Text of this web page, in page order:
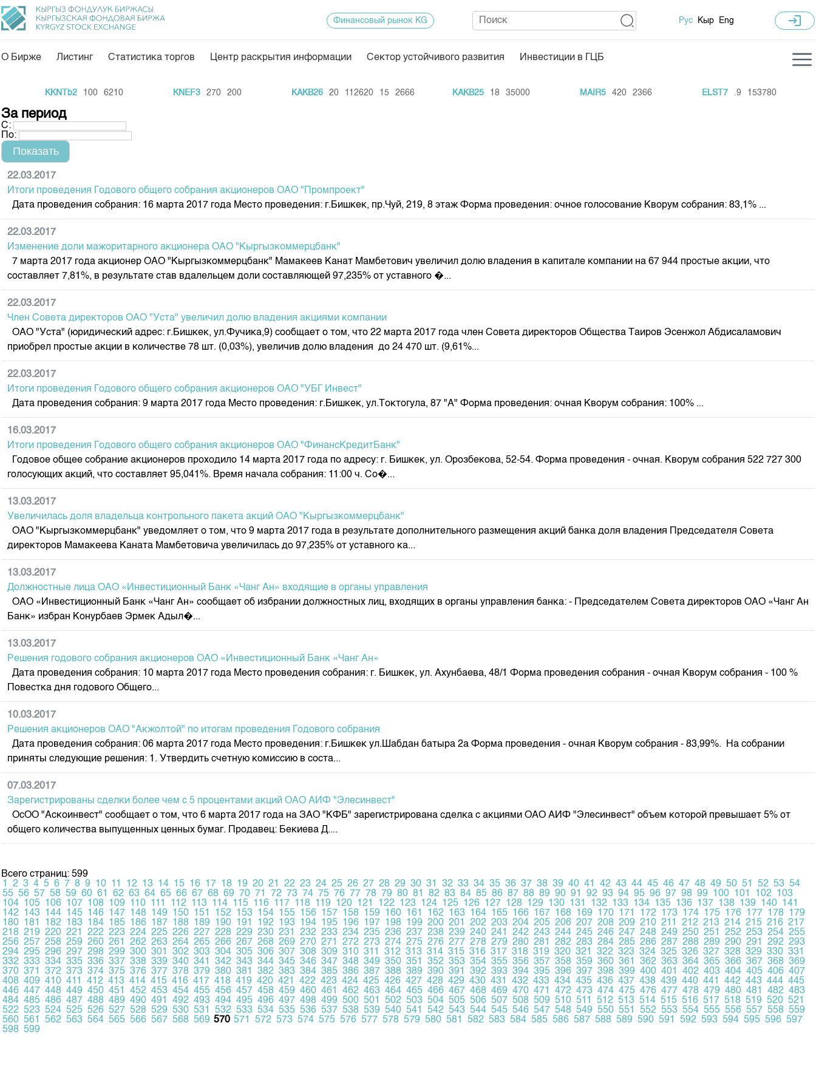
Общая информация
Акционеры
Руководство
Внутренний аудитор
Комитеты
Участники торгов
Наши партнеры
Cтратегия развития
Корпоративные документы
Контакты
Аналитика
Финансовый рынок KG
25 лет ЗАО КФБ
Расписание аукционов по ГЦБ
Финансовый рынок KG Рус Кыр Eng login
О Бирже Листинг Статистика торгов Центр раскрытия информации Сектор устойчивого развития Инвестиции в ГЦБ
KKNTb2 100 6210 KNEF3 270 200 KAKB26 20 112620 15 2666 KAKB25 18 35000 MAIR5 420 2366 ELST7 .9 153780
За период
С:
По:
22.03.2017
Итоги проведения Годового общего собрания акционеров ОАО "Промпроект"
Дата проведения собрания: 16 марта 2017 года Место проведения: г.Бишкек, пр.Чуй, 219, 8 этаж Форма проведения: очное голосование Кворум собрания: 83,1% ...
22.03.2017
Изменение доли мажоритарного акционера ОАО "Кыргызкоммерцбанк"
7 марта 2017 года акционер ОАО "Кыргызкоммерцбанк" Мамакеев Канат Мамбетович увеличил долю владения в капитале компании на 67 944 простые акции, что
составляет 7,81%, в результате став вдалельцем доли составляющей 97,235% от уставного �...
22.03.2017
Член Совета директоров ОАО "Уста" увеличил долю владения акциями компании
ОАО "Уста" (юридический адрес: г.Бишкек, ул.Фучика,9) сообщает о том, что 22 марта 2017 года член Совета директоров Общества Таиров Эсенжол Абдисаламович
приобрел простые акции в количестве 78 шт. (0,03%), увеличив долю владения до 24 470 шт. (9,61%...
22.03.2017
Итоги проведения Годового общего собрания акционеров ОАО "УБГ Инвест"
Дата проведения собрания: 9 марта 2017 года Место проведения: г.Бишкек, ул.Токтогула, 87 "А" Форма проведения: очная Кворум собрания: 100% ...
16.03.2017
Итоги проведения Годового общего собрания акционеров ОАО "ФинансКредитБанк"
Годовое общее собрание акционеров проходило 14 марта 2017 года по адресу: г. Бишкек, ул. Орозбекова, 52-54. Форма проведения - очная. Кворум собрания 522 727 300
голосующих акций, что составляет 95,041%. Время начала собрания: 11:00 ч. Со�...
13.03.2017
Увеличилась доля владельца контрольного пакета акций ОАО "Кыргызкоммерцбанк"
ОАО "Кыргызкоммерцбанк" уведомляет о том, что 9 марта 2017 года в результате дополнительного размещения акций банка доля владения Председателя Совета
директоров Мамакеева Каната Мамбетовича увеличилась до 97,235% от уставного ка...
13.03.2017
Должностные лица ОАО «Инвестиционный Банк «Чанг Ан» входящие в органы управления
ОАО «Инвестиционный Банк «Чанг Ан» сообщает об избрании должностных лиц, входящих в органы управления банка: - Председателем Совета директоров ОАО «Чанг Ан
Банк» избран Конурбаев Эрмек Адыл�...
13.03.2017
Решения годового собрания акционеров ОАО «Инвестиционный Банк «Чанг Ан»
Дата проведения собрания: 10 марта 2017 года Место проведения собрания: г. Бишкек, ул. Ахунбаева, 48/1 Форма проведения собрания - очная Кворум собрания - 100 %
Повестка дня годового Общего...
10.03.2017
Решения акционеров ОАО "Акжолтой" по итогам проведения Годового собрания
Дата проведения собрания: 06 марта 2017 года Место проведения: г.Бишкек ул.Шабдан батыра 2а Форма проведения - очная Кворум собрания - 83,99%. На собрании
приняты следующие решения: 1. Утвердить счетную комиссию в соста...
07.03.2017
Зарегистрированы сделки более чем с 5 процентами акций ОАО АИФ "Элесинвест"
ОсОО "Аскоинвест" сообщает о том, что 6 марта 2017 года на ЗАО "КФБ" зарегистрирована сделка с акциями ОАО АИФ "Элесинвест" объем которой превышает 5% от
общего количества выпущенных ценных бумаг. Продавец: Бекиева Д....
Всего страниц: 599
1
2 3 4 5 6 7 8 9 10 11 12 13 14 15 16 17 18 19 20 21 22 23 24 25 26 27 28 29 30 31 32 33 34 35 36 37 38 39 40 41 42 43 44 45 46 47 48 49 50 51 52 53 54
55 56 57 58 59 60 61 62 63 64 65 66 67 68 69 70 71 72 73 74 75 76 77 78 79 80 81 82 83 84 85 86 87 88 89 90 91 92 93 94 95 96 97 98 99 100 101 102 103
104 105 106 107 108 109 110 111 112 113 114 115 116 117 118 119 120 121 122 123 124 125 126 127 128 129 130 131 132 133 134 135 136 137 138 139 140 141
142 143 144 145 146 147 148 149 150 151 152 153 154 155 156 157 158 159 160 161 162 163 164 165 166 167 168 169 170 171 172 173 174 175 176 177 178 179
180 181 182 183 184 185 186 187 188 189 190 191 192 193 194 195 196 197 198 199 200 201 202 203 204 205 206 207 208 209 210 211 212 213 214 215 216 217
218 219 220 221 222 223 224 225 226 227 228 229 230 231 232 233 234 235 236 237 238 239 240 241 242 243 244 245 246 247 248 249 250 251 252 253 254 255
256 257 258 259 260 261 262 263 264 265 266 267 268 269 270 271 272 273 274 275 276 277 278 279 280 281 282 283 284 285 286 287 288 289 290 291 292 293
294 295 296 297 298 299 300 301 302 303 304 305 306 307 308 309 310 311 312 313 314 315 316 317 318 319 320 321 322 323 324 325 326 327 328 329 330 331
332 333 334 335 336 337 338 339 340 341 342 343 344 345 346 347 348 349 350 351 352 353 354 355 356 357 358 359 360 361 362 363 364 365 366 367 368 369
370 371 372 373 374 375 376 377 378 379 380 381 382 383 384 385 386 387 388 389 390 391 392 393 394 395 396 397 398 399 400 401 402 403 404 405 406 407
408 409 410 411 412 413 414 415 416 417 418 419 420 421 422 423 424 425 426 427 428 429 430 431 432 433 434 435 436 437 438 439 440 441 442 443 444 445
446 447 448 449 450 451 452 453 454 455 456 457 458 459 460 461 462 463 464 465 466 467 468 469 470 471 472 473 474 475 476 477 478 479 480 481 482 483
484 485 486 487 488 489 490 491 492 493 494 495 496 497 498 499 500 501 502 503 504 505 506 507 508 509 510 511 512 513 514 515 516 517 518 519 520 521
522 523 524 525 526 527 528 529 530 531 532 533 534 535 536 537 538 539 540 541 542 543 544 545 546 547 548 549 550 551 552 553 554 555 556 557 558 559
560 561 562 563 564 565 566 567 568 569 570 571 572 573 574 575 576 577 578 579 580 581 582 583 584 585 586 587 588 589 590 591 592 593 594 595 596 597
598 599